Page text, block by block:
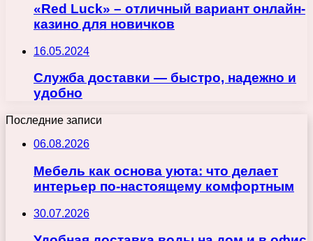
«Red Luck» – отличный вариант онлайн-
казино для новичков
16.05.2024
Служба доставки — быстро, надежно и
удобно
Последние записи
06.08.2026
Мебель как основа уюта: что делает
интерьер по-настоящему комфортным
30.07.2026